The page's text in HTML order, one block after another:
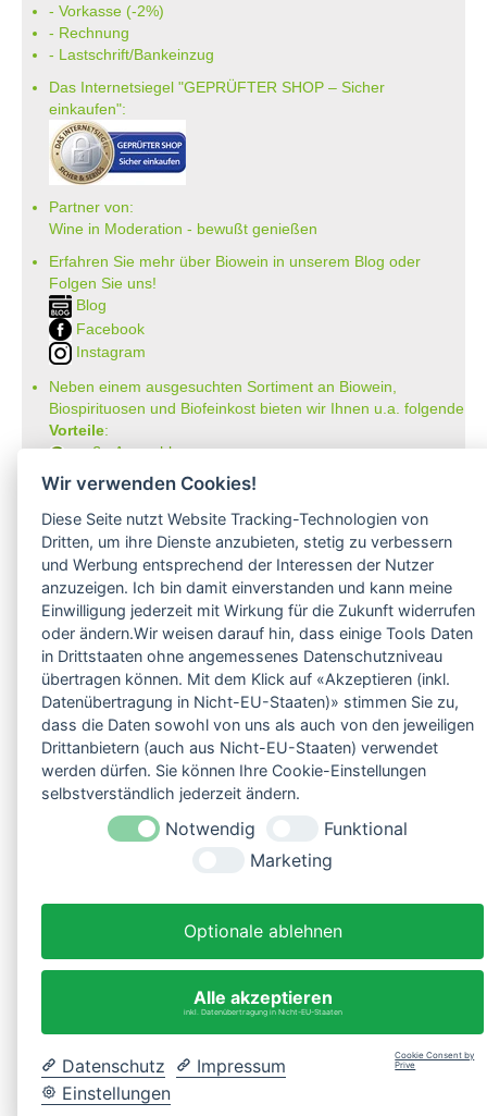
- Vorkasse (-2%)
- Rechnung
- Lastschrift/Bankeinzug
Das Internetsiegel "GEPRÜFTER SHOP – Sicher
einkaufen":
Partner von:
Wine in Moderation - bewußt genießen
Erfahren Sie mehr über Biowein in unserem Blog oder
Folgen Sie uns!
Blog
Facebook
Instagram
Neben einem ausgesuchten Sortiment an Biowein,
Biospirituosen und Biofeinkost bieten wir Ihnen u.a. folgende
Vorteile:
große Auswahl
nur 5,79 EUR Versand (DE)
ab 95 EUR frei Haus (DE)
14 Tage Rückgaberecht
sichere Zahlung
Kauf auf Rechnung
bei Vorkasse -2%
Bio-zertifizierter Shop
CO2-neutraler Versand
Wir verwenden Cookies!
Diese Seite nutzt Website Tracking-Technologien von
Dritten, um ihre Dienste anzubieten, stetig zu verbessern
und Werbung entsprechend der Interessen der Nutzer
anzuzeigen. Ich bin damit einverstanden und kann meine
Einwilligung jederzeit mit Wirkung für die Zukunft widerrufen
oder ändern.Wir weisen darauf hin, dass einige Tools Daten
in Drittstaaten ohne angemessenes Datenschutzniveau
übertragen können. Mit dem Klick auf «Akzeptieren (inkl.
Datenübertragung in Nicht-EU-Staaten)» stimmen Sie zu,
dass die Daten sowohl von uns als auch von den jeweiligen
Drittanbietern (auch aus Nicht-EU-Staaten) verwendet
werden dürfen. Sie können Ihre Cookie-Einstellungen
selbstverständlich jederzeit ändern.
Notwendig
Funktional
Marketing
Optionale ablehnen
Alle akzeptieren
inkl. Datenübertragung in Nicht-EU-Staaten
Datenschutz
Impressum
Einstellungen
Cookie Consent by
Prive